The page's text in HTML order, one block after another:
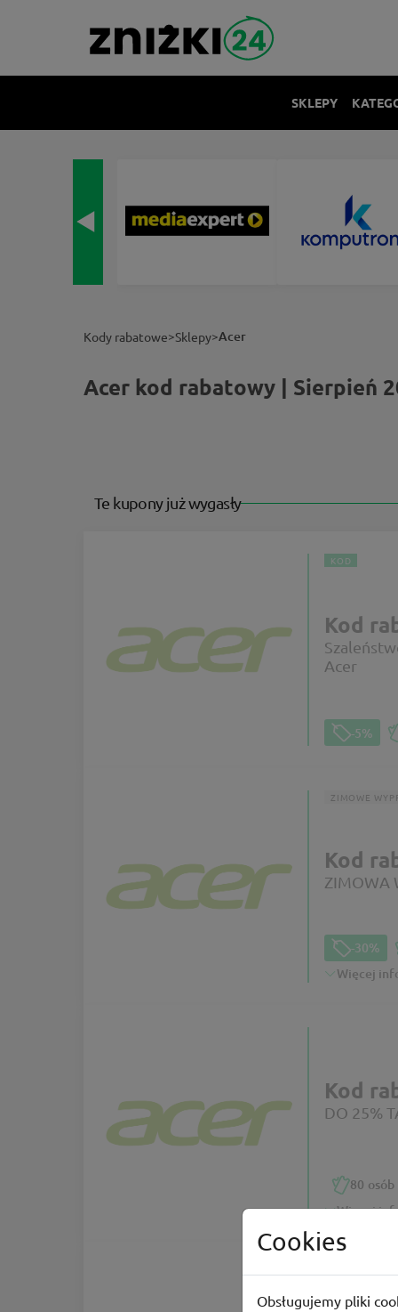
SKLEPY
Kody rabatowe>Sklepy>Acer
Acer kod rabatowy | Sierpień
Te kupony już wygasły
KOD
Kod
Acer
-5%
ZIMOWE
Kod
ZIMOWA
-30%
Więcej
Kod
DO 25%
80 osób
Więcej
Cookies
Obsługujemy pliki